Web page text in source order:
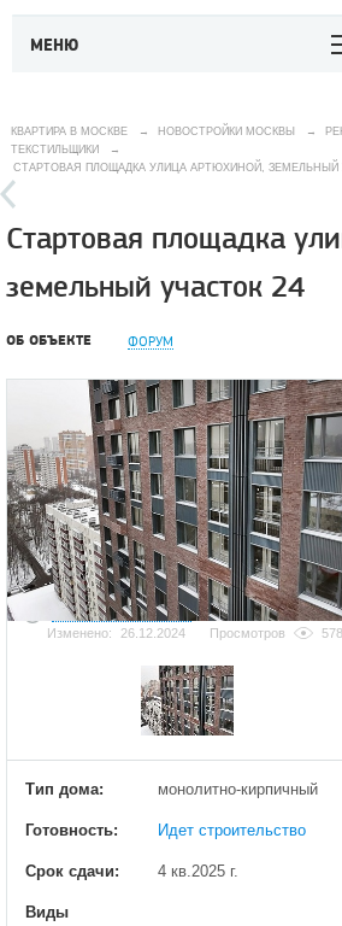
МЕНЮ
КВАРТИРА В МОСКВЕ → НОВОСТРОЙКИ МОСКВЫ →
ТЕКСТИЛЬЩИКИ
→
СТАРТОВАЯ ПЛОЩАДКА УЛИЦА АРТЮХИНОЙ, ЗЕМЕЛЬНЫЙ
Стартовая площадка
земельный участок 24
ОБ ОБЪЕКТЕ ФОРУМ
Добавить фотографию
Изменено:
26.12.2024 Просмотров
Тип дома: монолитно-кирпичный
Готовность: Идет строительство
Срок сдачи: 4 кв.2025 г.
Виды